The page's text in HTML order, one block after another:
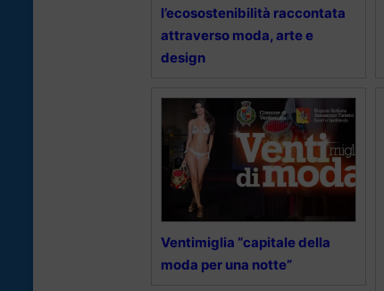
l’ecosostenibilità raccontata
attraverso moda, arte e
design
Ventimiglia “capitale della
moda per una notte”